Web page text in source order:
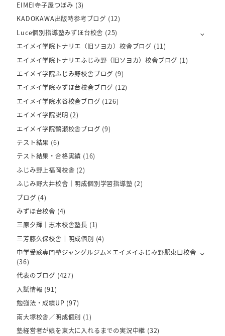
EIMEI寺子屋つぼみ (3)
KADOKAWA出版時参考ブログ (12)
Luce個別指導塾みずほ台校舎 (25)
エイメイ学院トナリエ（旧ソヨカ）校舎ブログ (11)
エイメイ学院トナリエふじみ野（旧ソヨカ）校舎ブログ (1)
エイメイ学院ふじみ野校舎ブログ (9)
エイメイ学院みずほ台校舎ブログ (12)
エイメイ学院水谷校舎ブログ (126)
エイメイ学院説明 (2)
エイメイ学院鶴瀬校舎ブログ (9)
テスト結果 (6)
テスト結果・合格実績 (16)
ふじみ野上福岡校舎 (2)
ふじみ野大井校舎｜明成個別学習指導塾 (2)
ブログ (4)
みずほ台校舎 (4)
三原夕輝｜志木校舎塾長 (1)
三芳藤久保校舎｜明成個別 (4)
中学受験専門塾ジャングルジム×エイメイふじみ野駅東口校舎
(36)
代表のブログ (427)
入試情報 (91)
勉強法・成績UP (97)
南大塚校舎／明成個別 (1)
塾経営者が娘を東大に入れるまでの実況中継 (32)